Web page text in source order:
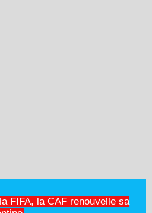
FIFA, la CAF renouvelle sa